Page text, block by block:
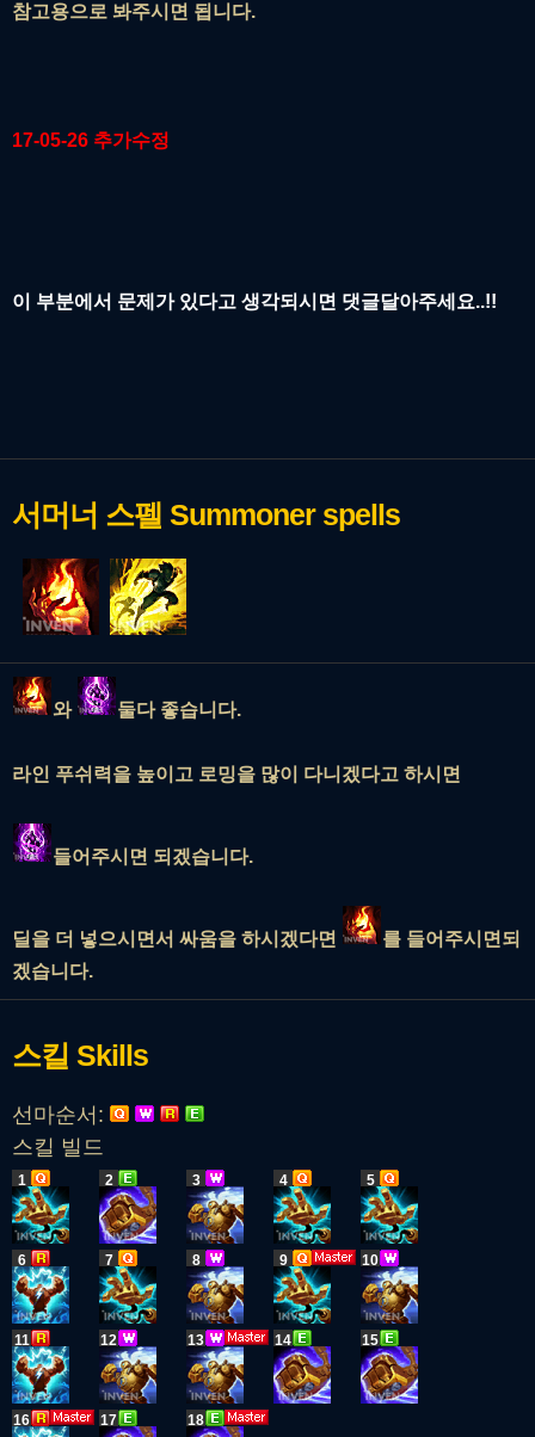
참고용으로 봐주시면 됩니다.
17-05-26 추가수정
이 부분에서 문제가 있다고 생각되시면 댓글달아주세요..!!
서머너 스펠 Summoner spells
와 둘다 좋습니다.
라인 푸쉬력을 높이고 로밍을 많이 다니겠다고 하시면
들어주시면 되겠습니다.
딜을 더 넣으시면서 싸움을 하시겠다면 를 들어주시면되
겠습니다.
스킬 Skills
선마순서:
스킬 빌드
1 2 3 4 5
6 7 8 9 10
11 12 13 14 15
16 17 18